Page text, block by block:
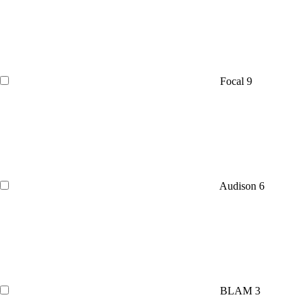
Focal 9
Audison 6
BLAM 3